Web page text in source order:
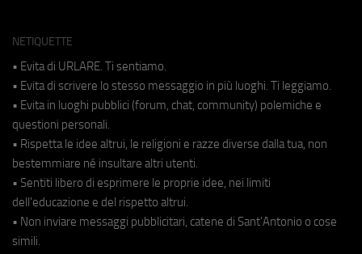
NETIQUETTE
• Evita di URLARE. Ti sentiamo.
• Evita di scrivere lo stesso messaggio in più luoghi. Ti leggiamo.
• Evita in luoghi pubblici (forum, chat, community) polemiche e
questioni personali.
• Rispetta le idee altrui, le religioni e razze diverse dalla tua, non
bestemmiare né insultare altri utenti.
• Sentiti libero di esprimere le proprie idee, nei limiti
dell'educazione e del rispetto altrui.
• Non inviare messaggi pubblicitari, catene di Sant'Antonio o cose
simili.